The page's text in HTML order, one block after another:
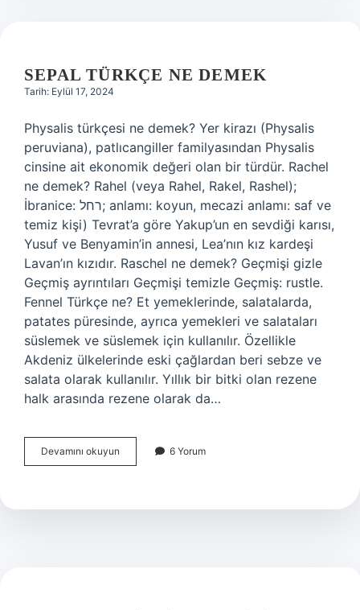
SEPAL TÜRKÇE NE DEMEK
Tarih: Eylül 17, 2024
Physalis türkçesi ne demek? Yer kirazı (Physalis
peruviana), patlıcangiller familyasından Physalis
cinsine ait ekonomik değeri olan bir türdür. Rachel
ne demek? Rahel (veya Rahel, Rakel, Rashel);
İbranice: רחל; anlamı: koyun, mecazi anlamı: saf ve
temiz kişi) Tevrat’a göre Yakup’un en sevdiği karısı,
Yusuf ve Benyamin’in annesi, Lea’nın kız kardeşi
Lavan’ın kızıdır. Raschel ne demek? Geçmişi gizle
Geçmiş ayrıntıları Geçmişi temizle Geçmiş: rustle.
Fennel Türkçe ne? Et yemeklerinde, salatalarda,
patates püresinde, ayrıca yemekleri ve salataları
süslemek ve süslemek için kullanılır. Özellikle
Akdeniz ülkelerinde eski çağlardan beri sebze ve
salata olarak kullanılır. Yıllık bir bitki olan rezene
halk arasında rezene olarak da…
Devamını okuyun
Türkçe
6 Yorum